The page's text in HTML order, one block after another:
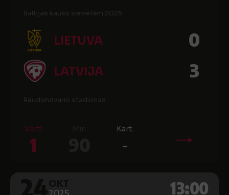
Baltijas kauss sievietēm 2025
LIETUVA 0
LATVIJA 3
Raudondvario stadionas
Vārti
1
Kart.
-
13:00